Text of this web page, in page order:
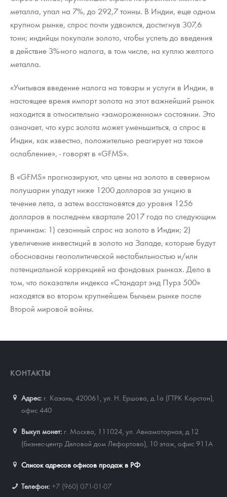
металла, упал на 7%, до 292,7 тонны. В Индии, еще одном
крупном рынке, спрос почти удвоился, достигнув 307,6
тонн; индийцы покупали золото, чтобы успеть до введения
в действие 3%-ного налога, в том числе, на куплю желтого
металла.
«Учитывая введение налога на товары и услуги в Индии, в
настоящее время импорт золота на этот важнейший рынок
находится в относительно «замороженном» состоянии. Это
означает, что курс золота может уменьшиться, а спрос в
Индии, как известно, положительно реагирует на такое
ослабление», - говорят в «GFMS».
В «GFMS» прогнозируют, что цены на золото в северном
полушарии упадут ниже 1200 долларов за унцию в
течение лета, а затем восстановятся до уровня 1256
долларов в последнем квартале 2017 года по следующим
причинам: 1) сезонный спрос на золото в Индии; 2)
увеличение инвестиций в золото на Западе, которые будут
обоснованы геополитической нестабильностью и/или
потенциальной коррекцией на фондовых рынках. Дело в
том, что показатели индекса «Стандарт энд Пурз 500»
находятся во втором крупнейшем бычьем рынке после
Второй мировой войны.
КОНТАКТЫ
Адрес: г. Казань, 420061 ул. Н. Ершова, д.1а (ГТРК Корстон),
офис 440
Выкуп монет: г. Москва, 111024, ул. Авиамоторная, д.12
(бизнес-центр Деловой дом Лефортово), 10 этаж, офис 911А
Список адресов офисов продаж в РФ
Телефон: +7 (960) 071-01-07